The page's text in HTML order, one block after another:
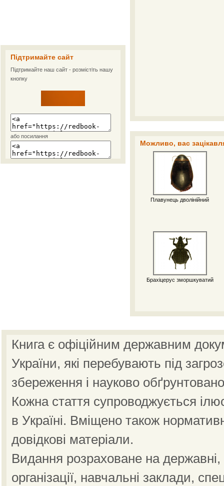
Підтримайте сайт
Підтримайте наш сайт - розмістіть нашу
кнопку
або посилання
Можливо, вас
Плавунець дволінійний
Брахіцерус зморшкуватий
Книга є офіційним державним
України, які перебувають під
збереження і науково
Кожна стаття супроводжується
в Україні. Вміщено також
довідкові матеріали.
Видання розраховане на державні,
організації, навчальні заклади,